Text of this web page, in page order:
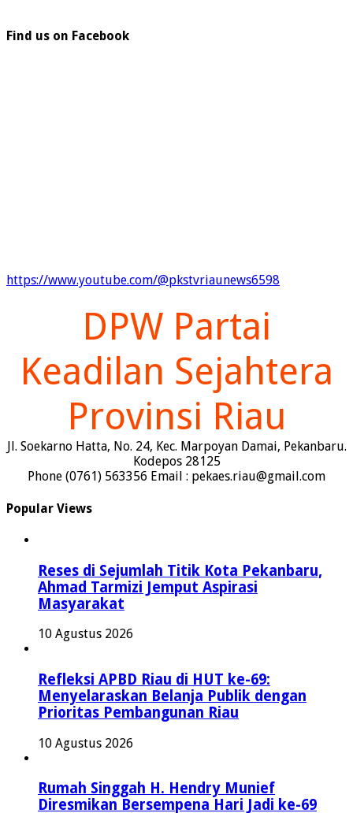
Find us on Facebook
https://www.youtube.com/@pkstvriaunews6598
DPW Partai
Keadilan Sejahtera
Provinsi Riau
Jl. Soekarno Hatta, No. 24, Kec. Marpoyan Damai, Pekanbaru.
Kodepos 28125
Phone (0761) 563356 Email : pekaes.riau@gmail.com
Popular Views
Reses di Sejumlah Titik Kota Pekanbaru,
Ahmad Tarmizi Jemput Aspirasi
Masyarakat
10 Agustus 2026
Refleksi APBD Riau di HUT ke-69:
Menyelaraskan Belanja Publik dengan
Prioritas Pembangunan Riau
10 Agustus 2026
Rumah Singgah H. Hendry Munief
Diresmikan Bersempena Hari Jadi ke-69